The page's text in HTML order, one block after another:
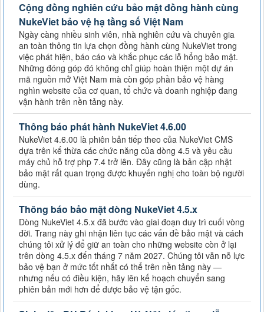
Cộng đồng nghiên cứu bảo mật đồng hành cùng
NukeViet bảo vệ hạ tầng số Việt Nam
Ngày càng nhiều sinh viên, nhà nghiên cứu và chuyên gia
an toàn thông tin lựa chọn đồng hành cùng NukeViet trong
việc phát hiện, báo cáo và khắc phục các lỗ hổng bảo mật.
Những đóng góp đó không chỉ giúp hoàn thiện một dự án
mã nguồn mở Việt Nam mà còn góp phần bảo vệ hàng
nghìn website của cơ quan, tổ chức và doanh nghiệp đang
vận hành trên nền tảng này.
Thông báo phát hành NukeViet 4.6.00
NukeViet 4.6.00 là phiên bản tiếp theo của NukeViet CMS
dựa trên kế thừa các chức năng của dòng 4.5 và yêu cầu
máy chủ hỗ trợ php 7.4 trở lên. Đây cũng là bản cập nhật
bảo mật rất quan trọng được khuyến nghị cho toàn bộ người
dùng.
Thông báo bảo mật dòng NukeViet 4.5.x
Dòng NukeViet 4.5.x đã bước vào giai đoạn duy trì cuối vòng
đời. Trang này ghi nhận liên tục các vấn đề bảo mật và cách
chúng tôi xử lý để giữ an toàn cho những website còn ở lại
trên dòng 4.5.x đến tháng 7 năm 2027. Chúng tôi vẫn nỗ lực
bảo vệ bạn ở mức tốt nhất có thể trên nền tảng này —
nhưng nếu có điều kiện, hãy lên kế hoạch chuyển sang
phiên bản mới hơn để được bảo vệ tận gốc.